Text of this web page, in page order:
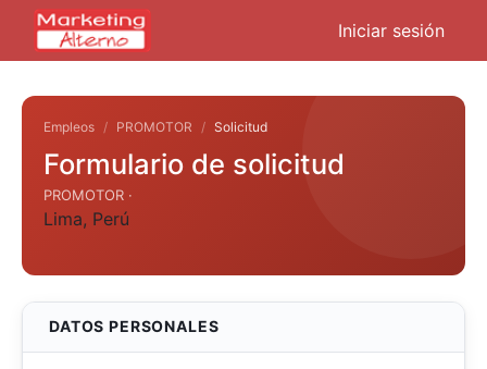
Iniciar sesión
Empleos PROMOTOR Solicitud
Formulario de solicitud
PROMOTOR ·
Lima, Perú
DATOS PERSONALES